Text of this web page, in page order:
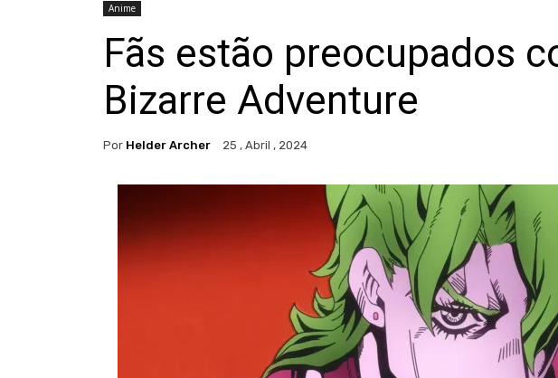
Anime
Fãs estão preocupados
Bizarre Adventure
Por Helder Archer 25 , Abril , 2024